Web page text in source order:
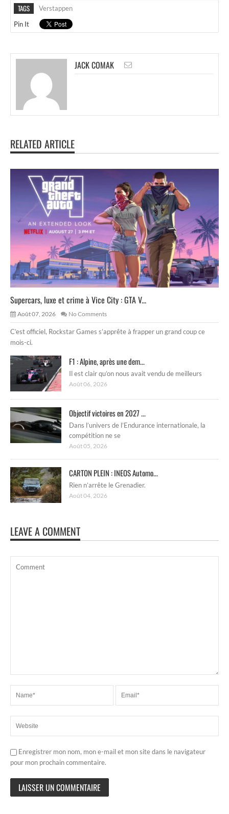
TAGS
Verstappen
Pin It
JACK COMAK
RELATED ARTICLE
Supercars, luxe et crime à Vice City : GTA V...
Août 07, 2026 No Comments
C’est officiel, Rockstar Games s’apprête à frapper un grand coup ce
mois-ci.
F1 : Alpine, après une dem...
Il est clair qu’on nous avait vendu de meilleurs
Août 06, 2026
Objectif victoires en 2027 ...
Dans l’univers de l’Endurance internationale, la
compétition ne se
Août 05, 2026
CARTON PLEIN : INEOS Automo...
Rien n’arrête le Grenadier.
Août 04, 2026
LEAVE A COMMENT
Enregistrer mon nom, mon e-mail et mon site dans le navigateur
pour mon prochain commentaire.